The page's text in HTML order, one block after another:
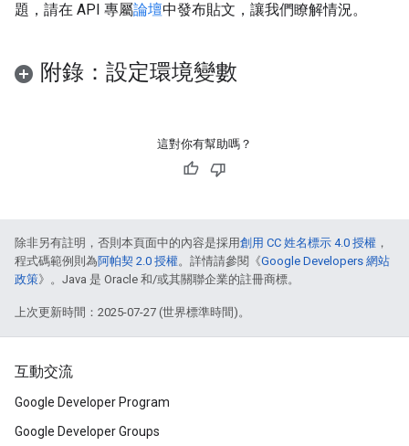
題，請在 API 專屬論壇中發布貼文，讓我們瞭解情況。
附錄：設定環境變數
這對你有幫助嗎？
除非另有註明，否則本頁面中的內容是採用創用 CC 姓名標示 4.0 授權 ，
程式碼範例則為阿帕契 2.0 授權。詳情請參閱《Google Developers 網站
政策》。Java 是 Oracle 和/或其關聯企業的註冊商標。
上次更新時間：2025-07-27 (世界標準時間)。
互動交流
Google Developer Program
Google Developer Groups